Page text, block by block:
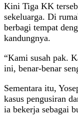
Kini Tiga KK
sekeluarga. Di
berbagi tempat
kandungnya.
“Kami susah pak.
ini, benar-benar
Sementara itu,
kasus pengusiran
ia bekerja sebagai